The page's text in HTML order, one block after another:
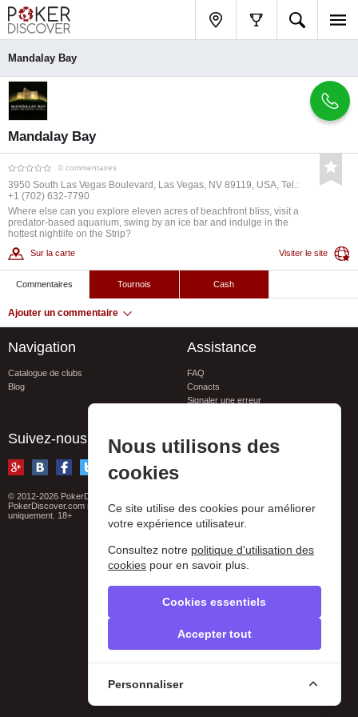
Mandalay Bay
Mandalay Bay
0 commentaires
3950 South Las Vegas Boulevard, Las Vegas, NV 89119, USA, Tel.:
+1 (702) 632-7790
Where else can you explore eleven acres of beachfront bliss, visit a
predator-based aquarium, swing by an ice bar and indulge in the
hottest nightlife on the Strip?
Sur la carte Visiter le site
Commentaires Tournois Cash
Ajouter un commentaire
Navigation
Catalogue de clubs
Blog
Assistance
FAQ
Conacts
Signaler une erreur
Suivez-nous
© 2012-2026 PokerDiscover.com. Tous droits réservés
PokerDiscover.com n'est pas un organisateur de jeux. Le site est à titre informatif
uniquement. 18+
Nous utilisons des
cookies
Ce site utilise des cookies pour améliorer
votre expérience utilisateur.
Consultez notre politique d'utilisation des
cookies pour en savoir plus.
Cookies essentiels
Accepter tout
Personnaliser